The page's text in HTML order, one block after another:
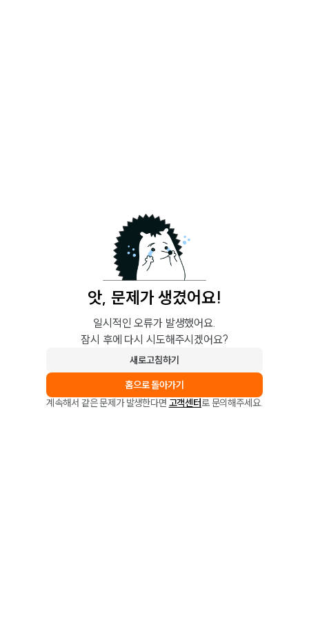
앗, 문제가 생겼어요!
일시적인 오류가 발생했어요.
잠시 후에 다시 시도해주시겠어요?
새로고침하기
홈으로 돌아가기
계속해서 같은 문제가 발생한다면 고객센터로 문의해주세요.